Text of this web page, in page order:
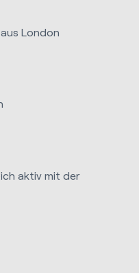
London
aktiv mit der